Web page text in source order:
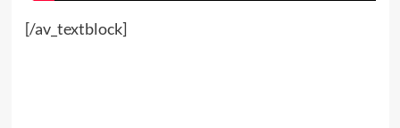
[/av_textblock]